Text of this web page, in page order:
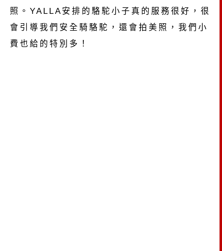
照。YALLA安排的駱駝小子真的服務很好，很
會引導我們安全騎駱駝，還會拍美照，我們小
費也給的特別多！